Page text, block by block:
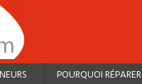
POURQUOI RÉPARER